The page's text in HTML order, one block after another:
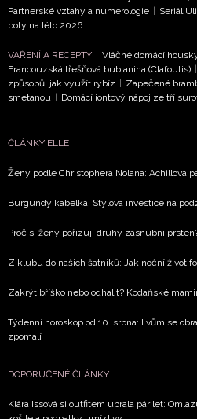
Vašimi údaji pracovat zejména
vyhodnocení akce a zasílání
Chcete navíc dostávat i další
informace od našich
zpracováním údajů k tomuto
Partnerské vztahy a numerologie
Seriál
boty na léto 2026
VAŘENÍ A RECEPTY Vláčné domácí
Francouzská třešňová bublanina (Clafoutis)
způsobů, jak využít rybíz
Zapečené
smetanou
Domácí iontový nápoj ze tří
ČLÁNKY ELLE
Ženy podle Christophera Nolana: Achillova
Burgundy kabelka: Stylová investice na
Proč si ženy pořizují druhý zásnubní
Z klubu do našich šatníků: Jak noční život
Zakrýt bříško nebo odhalit? Kodaňské
Týdenní horoskop od 10. srpna: Lvům se
zpomalí
DOPORUČENÉ ČLÁNKY
Klára Issová si outfitem ubrala pár let: